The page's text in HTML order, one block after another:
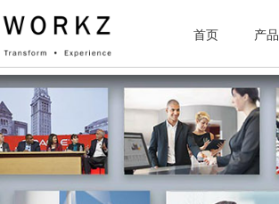
首页
产品